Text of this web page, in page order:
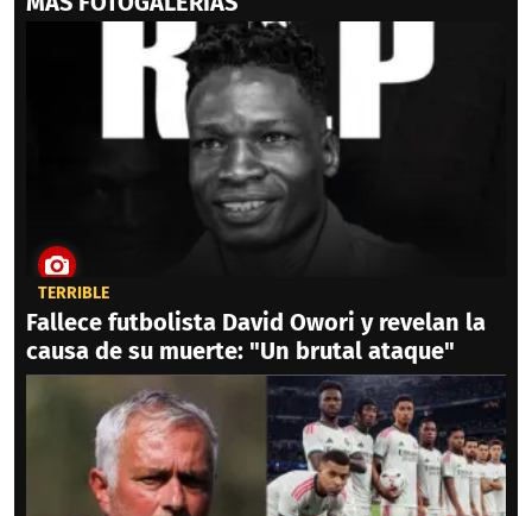
TERRIBLE
Fallece futbolista David Owori y revelan la
causa de su muerte: "Un brutal ataque"